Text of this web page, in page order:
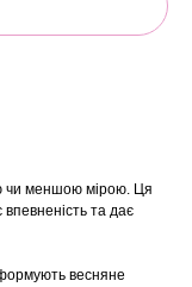
чи меншою мірою. Ця
та дає
весняне